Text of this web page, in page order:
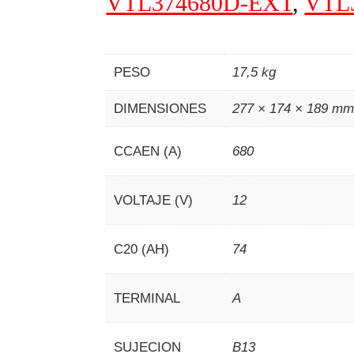
PESO 17,5 kg
DIMENSIONES 277 × 174 × 189 mm
CCAEN (A) 680
VOLTAJE (V) 12
C20 (AH) 74
TERMINAL A
SUJECION B13